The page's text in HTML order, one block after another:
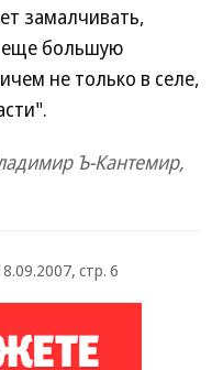
замалчивать,
еще большую
не только в селе,
Ъ-Кантемир,
стр. 6